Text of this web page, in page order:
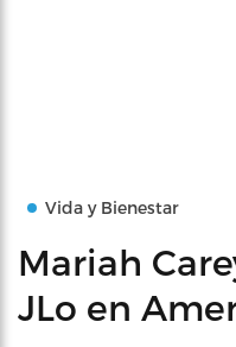
Vida y Bienestar
Mariah
JLo en